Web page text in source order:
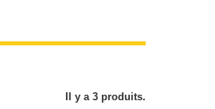
Il y a 3 produits.